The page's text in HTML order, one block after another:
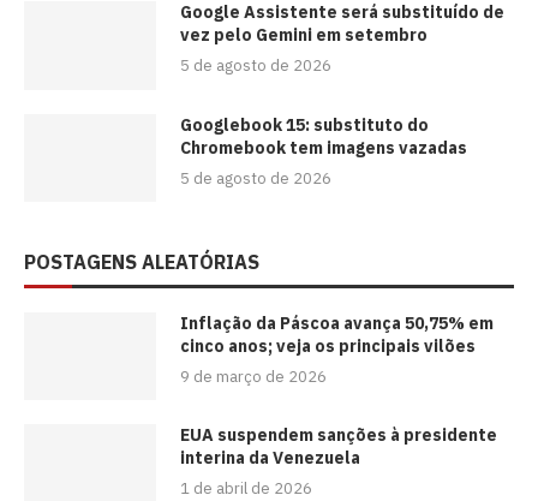
Google Assistente será substituído de
vez pelo Gemini em setembro
5 de agosto de 2026
Googlebook 15: substituto do
Chromebook tem imagens vazadas
5 de agosto de 2026
POSTAGENS ALEATÓRIAS
Inflação da Páscoa avança 50,75% em
cinco anos; veja os principais vilões
9 de março de 2026
EUA suspendem sanções à presidente
interina da Venezuela
1 de abril de 2026